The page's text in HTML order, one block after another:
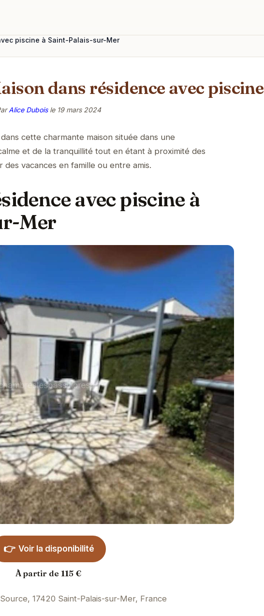
piscine à Saint-Palais-sur-Mer
dans résidence avec piscine
Alice Duboisle 19 mars 2024
cette charmante maison située dans une
et de la tranquillité tout en étant à proximité des
vacances en famille ou entre amis.
avec piscine à
Mer
👉 Voir la disponibilité
À partir de 115 €
17420 Saint-Palais-sur-Mer, France